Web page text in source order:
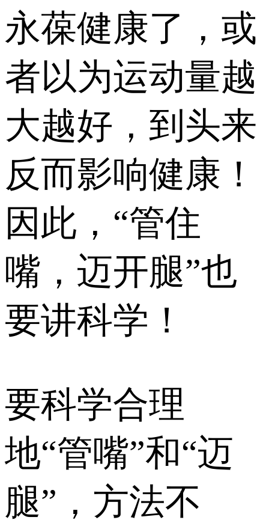
永葆健康了，或
者以为运动量越
大越好，到头来
反而影响健康！
因此，“管住
嘴，迈开腿”也
要讲科学！
要科学合理
地“管嘴”和“迈
腿”，方法不